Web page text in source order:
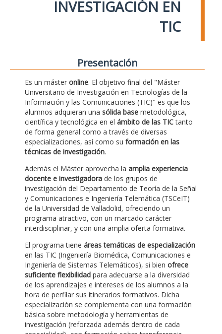
INVESTIGACIÓN EN
TIC
Presentación
Es un máster online. El objetivo final del "Máster
Universitario de Investigación en Tecnologías de la
Información y las Comunicaciones (TIC)" es que los
alumnos adquieran una sólida base metodológica,
científica y tecnológica en el ámbito de las TICtanto
de forma general como a través de diversas
especializaciones, así como su formación en las
técnicas de investigación.
Además el Máster aprovecha la amplia experiencia
docente e investigadora de los grupos de
investigación del Departamento de Teoría de la Señal
y Comunicaciones e Ingeniería Telemática (TSCeIT)
de la Universidad de Valladolid, ofreciendo un
programa atractivo, con un marcado carácter
interdisciplinar, y con una amplia oferta formativa.
El programa tiene áreas temáticas de especialización
en las TIC (Ingeniería Biomédica, Comunicaciones e
Ingeniería de Sistemas Telemáticos), si bien ofrece
suficiente flexibilidad para adecuarse a la diversidad
de los aprendizajes e intereses de los alumnos a la
hora de perfilar sus itinerarios formativos. Dicha
especialización se complementa con una formación
básica sobre metodología y herramientas de
investigación (reforzada además dentro de cada